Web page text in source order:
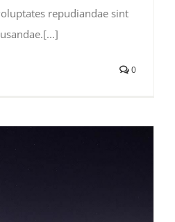
repudiandae sint
0